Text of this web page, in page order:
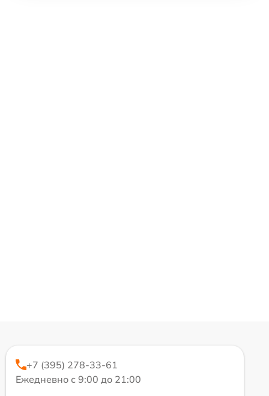
+7 (395) 278-33-61
Ежедневно с 9:00 до 21:00